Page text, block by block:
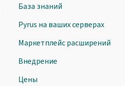
База знаний
Pyrus на ваших серверах
Маркетплейс расширений
Внедрение
Цены